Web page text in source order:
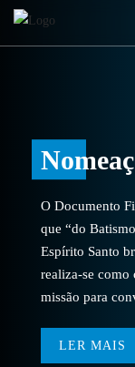
O Documento
que “do
Espírito Santo
realiza-se como
missão para
LER MAIS